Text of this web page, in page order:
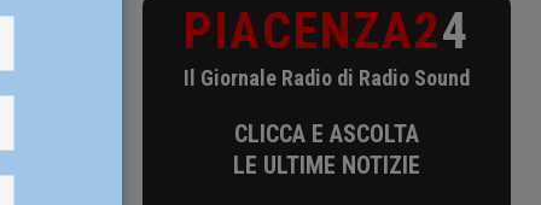
anni:
PIACENZA24
Il Giornale Radio di Radio Sound
CLICCA E ASCOLTA
LE ULTIME NOTIZIE